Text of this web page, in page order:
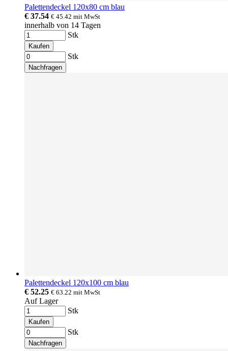
Palettendeckel 120x80 cm blau
€ 37.54 € 45.42 mit MwSt
innerhalb von 14 Tagen
Stk
Kaufen
Stk
Nachfragen
Palettendeckel 120x100 cm blau
€ 52.25 € 63.22 mit MwSt
Auf Lager
Stk
Kaufen
Stk
Nachfragen